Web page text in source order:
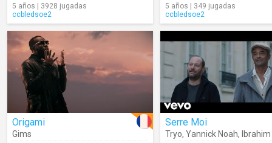
5 años | 3928 jugadas
ccbledsoe2
5 años | 349 jugadas
ccbledsoe2
Origami
Gims
Serre Moi
Tryo, Yannick Noah, Ibrahim